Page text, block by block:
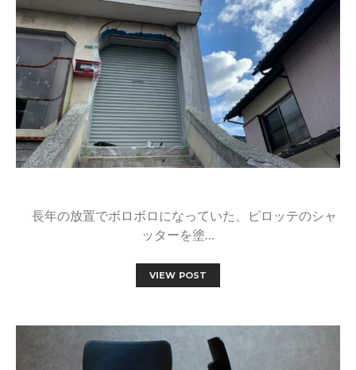
長年の放置でボロボロになっていた、ピロッテのシャ
ッターを塗…
VIEW POST